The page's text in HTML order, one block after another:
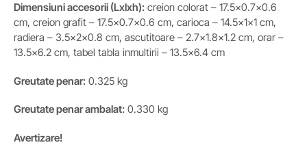
Dimensiuni accesorii (Lxlxh): creion colorat – 17.5×0.7×0.6
cm, creion grafit – 17.5×0.7×0.6 cm, carioca – 14.5x1x1 cm,
radiera – 3.5x2x0.8 cm, ascutitoare – 2.7×1.8×1.2 cm, orar –
13.5×6.2 cm, tabel tabla inmultirii – 13.5×6.4 cm
Greutate penar: 0.325 kg
Greutatepenarambalat: 0.330 kg
Avertizare!